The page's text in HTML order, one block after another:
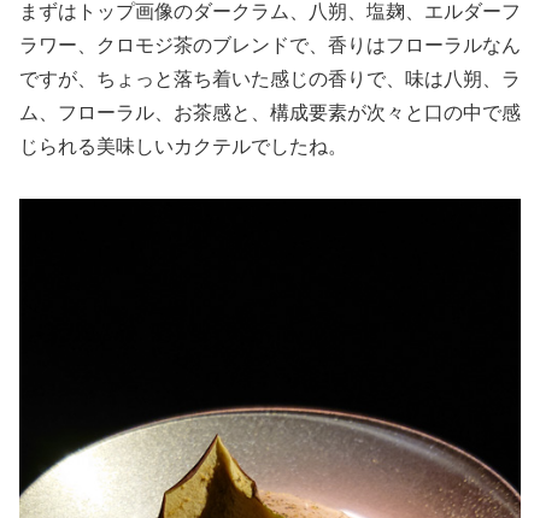
まずはトップ画像のダークラム、八朔、塩麹、エルダーフ
ラワー、クロモジ茶のブレンドで、香りはフローラルなん
ですが、ちょっと落ち着いた感じの香りで、味は八朔、ラ
ム、フローラル、お茶感と、構成要素が次々と口の中で感
じられる美味しいカクテルでしたね。